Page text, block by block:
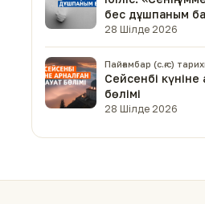
бес дұшпаным
28 Шілде 2026
Пайғамбар (с.ғ.с)
Сейсенбі күніне
бөлімі
28 Шілде 2026